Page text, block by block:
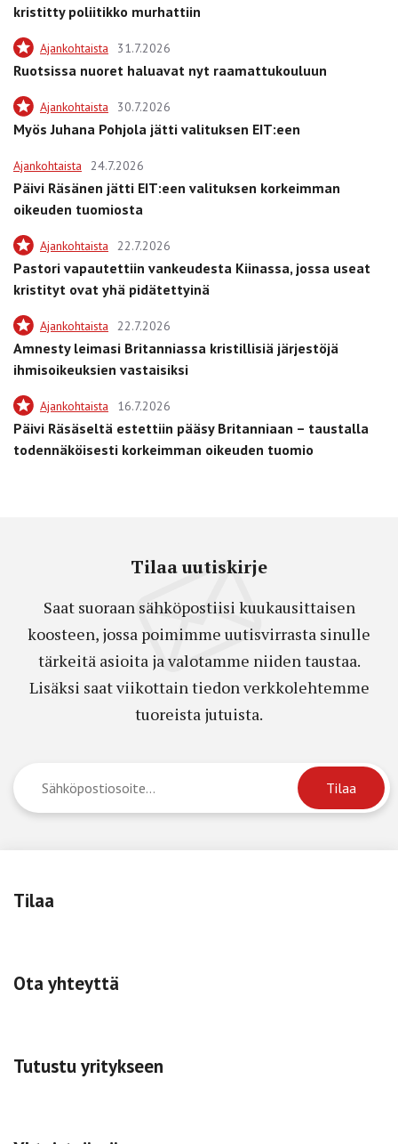
kristitty poliitikko murhattiin
Ajankohtaista 31.7.2026
Ruotsissa nuoret haluavat nyt raamattukouluun
Ajankohtaista 30.7.2026
Myös Juhana Pohjola jätti valituksen EIT:een
Ajankohtaista 24.7.2026
Päivi Räsänen jätti EIT:een valituksen korkeimman
oikeuden tuomiosta
Ajankohtaista 22.7.2026
Pastori vapautettiin vankeudesta Kiinassa, jossa useat
kristityt ovat yhä pidätettyinä
Ajankohtaista 22.7.2026
Amnesty leimasi Britanniassa kristillisiä järjestöjä
ihmisoikeuksien vastaisiksi
Ajankohtaista 16.7.2026
Päivi Räsäseltä estettiin pääsy Britanniaan – taustalla
todennäköisesti korkeimman oikeuden tuomio
Tilaa uutiskirje
Saat suoraan sähköpostiisi kuukausittaisen
koosteen, jossa poimimme uutisvirrasta sinulle
tärkeitä asioita ja valotamme niiden taustaa.
Lisäksi saat viikottain tiedon verkkolehtemme
tuoreista jutuista.
Tilaa
Ota yhteyttä
Tutustu yritykseen